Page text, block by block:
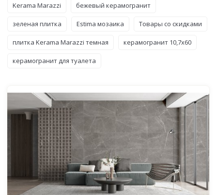
Kerama Marazzi бежевый керамогранит
зеленая плитка Estima мозаика Товары со скидками
плитка Kerama Marazzi темная керамогранит 10,7x60
керамогранит для туалета